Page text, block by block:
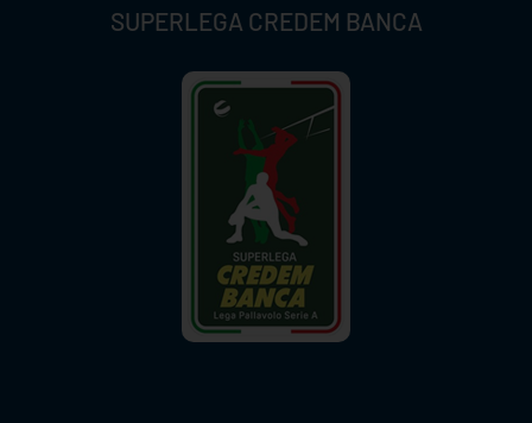
SUPERLEGA CREDEM BANCA